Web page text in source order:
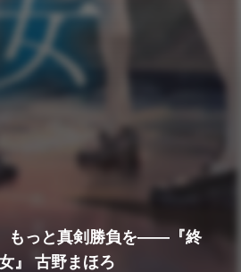
もっと真剣勝負を——『終
』 古野まほろ